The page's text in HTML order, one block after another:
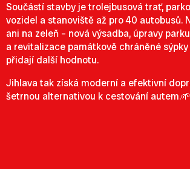
Součástí stavby je trolejbusová trať,
vozidel a stanoviště až pro 40 autobusů.
ani na zeleň – nová výsadba, úpravy
a revitalizace památkově chráněné
přidají další hodnotu.
Jihlava tak získá moderní a efektivní
šetrnou alternativou k cestování autem.🌱